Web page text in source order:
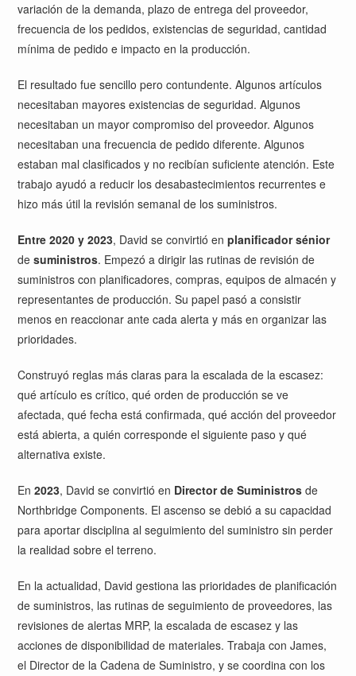
variación de la demanda, plazo de entrega del proveedor,
frecuencia de los pedidos, existencias de seguridad, cantidad
mínima de pedido e impacto en la producción.
El resultado fue sencillo pero contundente. Algunos artículos
necesitaban mayores existencias de seguridad. Algunos
necesitaban un mayor compromiso del proveedor. Algunos
necesitaban una frecuencia de pedido diferente. Algunos
estaban mal clasificados y no recibían suficiente atención. Este
trabajo ayudó a reducir los desabastecimientos recurrentes e
hizo más útil la revisión semanal de los suministros.
Entre 2020 y 2023, David se convirtió enplanificador sénior
desuministros. Empezó a dirigir las rutinas de revisión de
suministros con planificadores, compras, equipos de almacén y
representantes de producción. Su papel pasó a consistir
menos en reaccionar ante cada alerta y más en organizar las
prioridades.
Construyó reglas más claras para la escalada de la escasez:
qué artículo es crítico, qué orden de producción se ve
afectada, qué fecha está confirmada, qué acción del proveedor
está abierta, a quién corresponde el siguiente paso y qué
alternativa existe.
En2023, David se convirtió en Director de Suministros de
Northbridge Components. El ascenso se debió a su capacidad
para aportar disciplina al seguimiento del suministro sin perder
la realidad sobre el terreno.
En la actualidad, David gestiona las prioridades de planificación
de suministros, las rutinas de seguimiento de proveedores, las
revisiones de alertas MRP, la escalada de escasez y las
acciones de disponibilidad de materiales. Trabaja con James,
el Director de la Cadena de Suministro, y se coordina con los